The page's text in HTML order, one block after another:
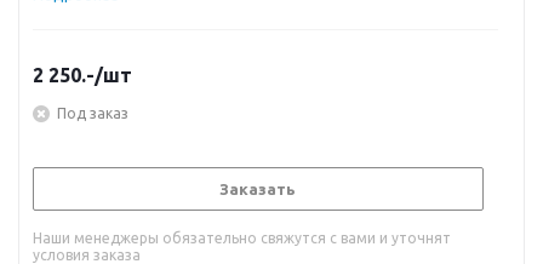
2 250.-/шт
Под заказ
Заказать
Наши менеджеры обязательно свяжутся с вами и уточнят
условия заказа